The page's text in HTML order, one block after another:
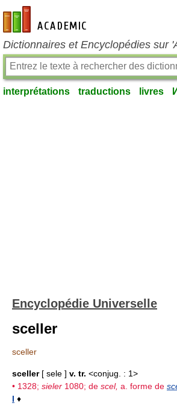
fr-academic.com
Dictionnaires et Encyclopédies sur
interprétations traductions livres
Encyclopédie Universelle
sceller
sceller
sceller[ sele ] v. tr. <conjug. : 1>
• 1328; sieler 1080; de scel, a. forme de
I ♦